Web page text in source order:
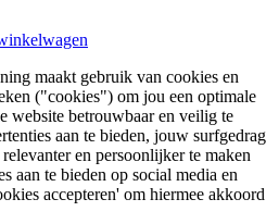
maakt gebruik van cookies en
("cookies") om jou een optimale
website betrouwbaar en veilig te
aan te bieden, jouw surfgedrag
en persoonlijker te maken
aan te bieden op social media en
accepteren' om hiermee akkoord